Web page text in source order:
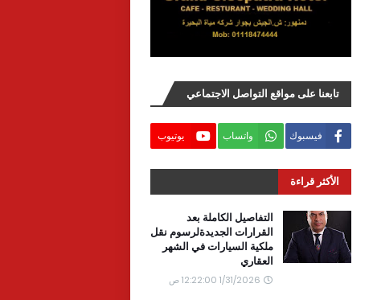
تابعنا على مواقع التواصل الاجتماعي
فيسبوك واتساب يوتيوب
الأكثر قراءة
التفاصيل الكاملة بعد
القرارات الجديدةلرسوم نقل
ملكية السيارات في الشهر
العقاري
1/31/2026 12:22:00 ص